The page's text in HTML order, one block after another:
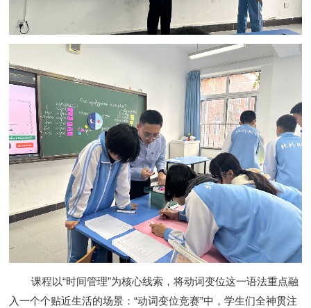
课程以“时间管理”为核心线索，将动词变位这一语法重点融
入一个个贴近生活的场景：“动词变位竞赛”中，学生们全神贯注